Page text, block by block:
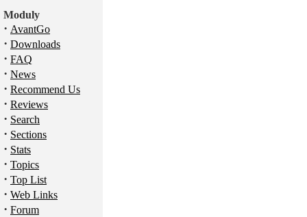
Moduly
· AvantGo
· Downloads
· FAQ
· News
· Recommend Us
· Reviews
· Search
· Sections
· Stats
· Topics
· Top List
· Web Links
· Forum